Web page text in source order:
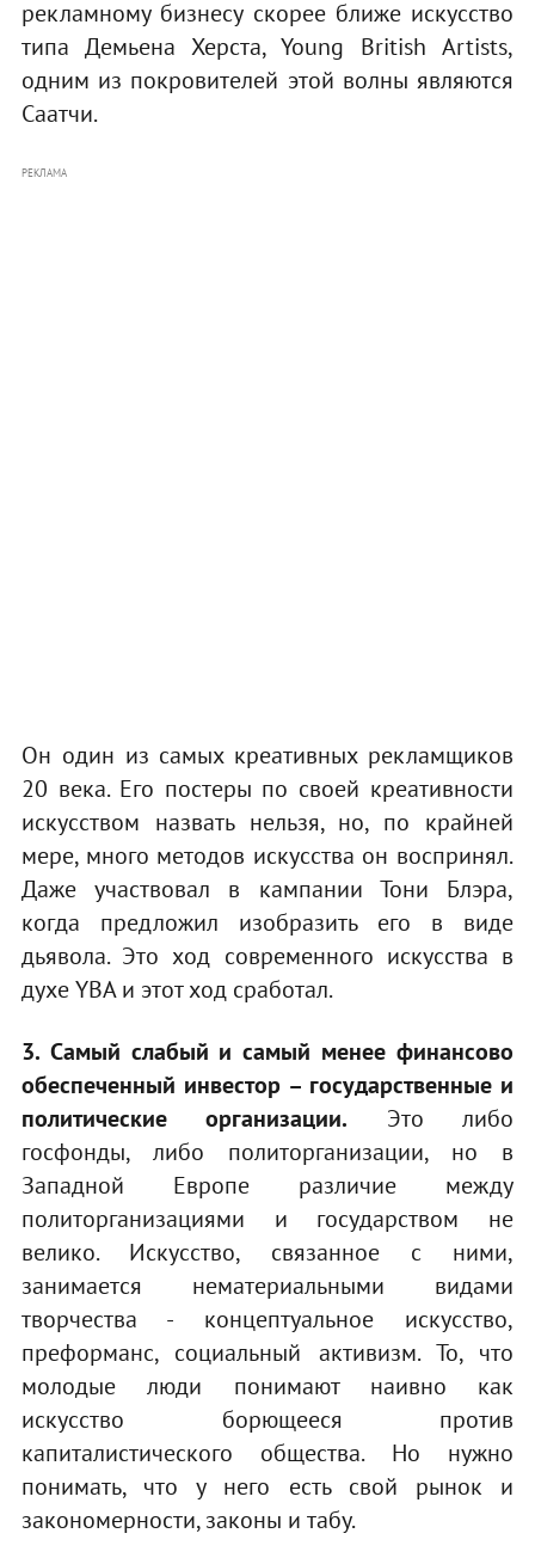
рекламному бизнесу скорее ближе искусство
типа Демьена Херста, Young British Artists,
одним из покровителей этой волны являются
Саатчи.
РЕКЛАМА
Он один из самых креативных рекламщиков
20 века. Его постеры по своей креативности
искусством назвать нельзя, но, по крайней
мере, много методов искусства он воспринял.
Даже участвовал в кампании Тони Блэра,
когда предложил изобразить его в виде
дьявола. Это ход современного искусства в
духе YBA и этот ход сработал.
3. Самый слабый и самый менее финансово
обеспеченный инвестор – государственные и
политические организации. Это либо
госфонды, либо политорганизации, но в
Западной Европе различие между
политорганизациями и государством не
велико. Искусство, связанное с ними,
занимается нематериальными видами
творчества - концептуальное искусство,
преформанс, социальный активизм. То, что
молодые люди понимают наивно как
искусство борющееся против
капиталистического общества. Но нужно
понимать, что у него есть свой рынок и
закономерности, законы и табу.